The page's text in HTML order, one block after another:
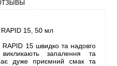
15, 50 мл
15 швидко та надовго
запалення та
дуже приємний смак та